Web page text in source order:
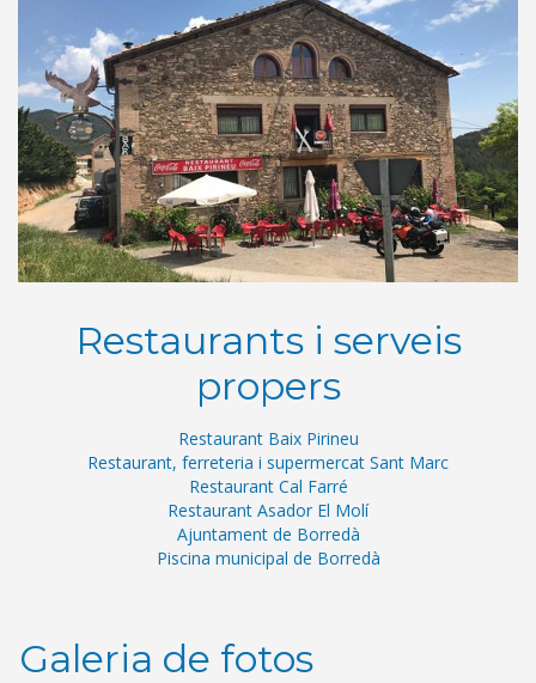
Restaurants i serveis
propers
Restaurant Baix Pirineu
Restaurant, ferreteria i supermercat Sant Marc
Restaurant Cal Farré
Restaurant Asador El Molí
Ajuntament de Borredà
Piscina municipal de Borredà
Galeria de fotos